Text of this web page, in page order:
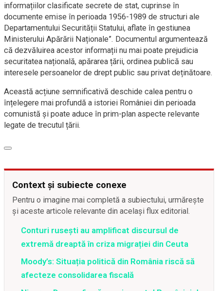
informațiilor clasificate secrete de stat, cuprinse în
documente emise în perioada 1956-1989 de structuri ale
Departamentului Securității Statului, aflate în gestiunea
Ministerului Apărării Naționale”. Documentul argumentează
că dezvăluirea acestor informații nu mai poate prejudicia
securitatea națională, apărarea țării, ordinea publică sau
interesele persoanelor de drept public sau privat deținătoare.
Această acțiune semnificativă deschide calea pentru o
înțelegere mai profundă a istoriei României din perioada
comunistă și poate aduce în prim-plan aspecte relevante
legate de trecutul țării.
Context și subiecte conexe
Pentru o imagine mai completă a subiectului, urmărește
și aceste articole relevante din același flux editorial.
Conturi rusești au amplificat discursul de
extremă dreaptă în criza migrației din Ceuta
Moody’s: Situația politică din România riscă să
afecteze consolidarea fiscală